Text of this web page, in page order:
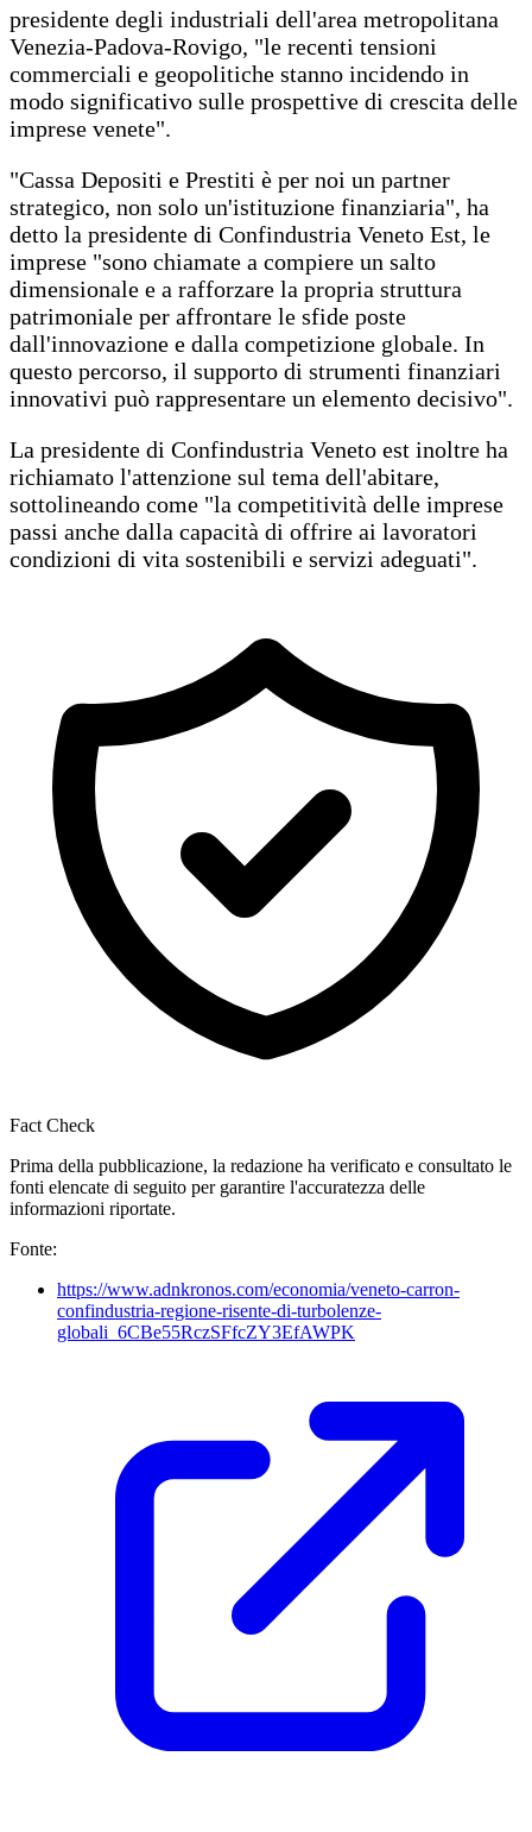
presidente degli industriali dell'area metropolitana
Venezia-Padova-Rovigo, "le recenti tensioni
commerciali e geopolitiche stanno incidendo in
modo significativo sulle prospettive di crescita delle
imprese venete".
"Cassa Depositi e Prestiti è per noi un partner
strategico, non solo un'istituzione finanziaria", ha
detto la presidente di Confindustria Veneto Est, le
imprese "sono chiamate a compiere un salto
dimensionale e a rafforzare la propria struttura
patrimoniale per affrontare le sfide poste
dall'innovazione e dalla competizione globale. In
questo percorso, il supporto di strumenti finanziari
innovativi può rappresentare un elemento decisivo".
La presidente di Confindustria Veneto est inoltre ha
richiamato l'attenzione sul tema dell'abitare,
sottolineando come "la competitività delle imprese
passi anche dalla capacità di offrire ai lavoratori
condizioni di vita sostenibili e servizi adeguati".
Fact Check
Prima della pubblicazione, la redazione ha verificato e consultato le
fonti elencate di seguito per garantire l'accuratezza delle
informazioni riportate.
Fonte:
https://www.adnkronos.com/economia/veneto-carron-
confindustria-regione-risente-di-turbolenze-
globali_6CBe55RczSFfcZY3EfAWPK